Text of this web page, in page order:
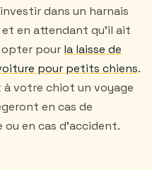
dans un harnais
en attendant qu'il ait
opter pour la laisse de
pour petits chiens.
à votre chiot un voyage
en cas de
ou en cas d'accident.